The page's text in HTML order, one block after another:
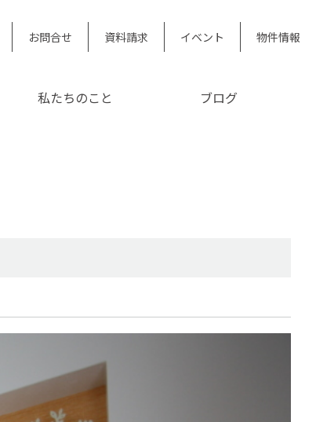
お問合せ 資料請求 イベント 物件情報
私たちのこと ブログ